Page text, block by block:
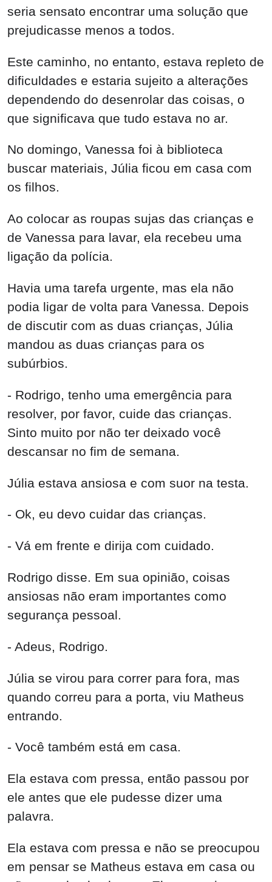
seria sensato encontrar uma solução que
prejudicasse menos a todos.
Este caminho, no entanto, estava repleto de
dificuldades e estaria sujeito a alterações
dependendo do desenrolar das coisas, o
que significava que tudo estava no ar.
No domingo, Vanessa foi à biblioteca
buscar materiais, Júlia ficou em casa com
os filhos.
Ao colocar as roupas sujas das crianças e
de Vanessa para lavar, ela recebeu uma
ligação da polícia.
Havia uma tarefa urgente, mas ela não
podia ligar de volta para Vanessa. Depois
de discutir com as duas crianças, Júlia
mandou as duas crianças para os
subúrbios.
- Rodrigo, tenho uma emergência para
resolver, por favor, cuide das crianças.
Sinto muito por não ter deixado você
descansar no fim de semana.